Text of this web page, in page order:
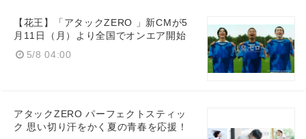
【花王】「アタックZERO 」新CMが5
月11日（月）より全国でオンエア開始
5/8 04:00
アタックZERO パーフェクトスティッ
ク 思い切り汗をかく夏の青春を応援！